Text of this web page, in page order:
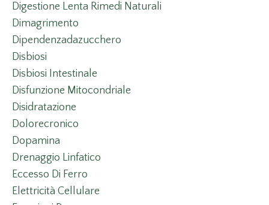
Digestione Lenta Rimedi Naturali
Dimagrimento
Dipendenzadazucchero
Disbiosi
Disbiosi Intestinale
Disfunzione Mitocondriale
Disidratazione
Dolorecronico
Dopamina
Drenaggio Linfatico
Eccesso Di Ferro
Elettricità Cellulare